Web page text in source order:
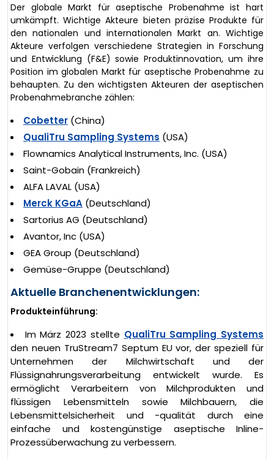
Der globale Markt für aseptische Probenahme ist hart
umkämpft. Wichtige Akteure bieten präzise Produkte für
den nationalen und internationalen Markt an. Wichtige
Akteure verfolgen verschiedene Strategien in Forschung
und Entwicklung (F&E) sowie Produktinnovation, um ihre
Position im globalen Markt für aseptische Probenahme zu
behaupten. Zu den wichtigsten Akteuren der aseptischen
Probenahmebranche zählen:
Cobetter (China)
QualiTru Sampling Systems (USA)
Flownamics Analytical Instruments, Inc. (USA)
Saint-Gobain (Frankreich)
ALFA LAVAL (USA)
Merck KGaA (Deutschland)
Sartorius AG (Deutschland)
Avantor, Inc (USA)
GEA Group (Deutschland)
Gemüse-Gruppe (Deutschland)
Aktuelle Branchenentwicklungen:
Produkteinführung:
Im März 2023 stellte QualiTru Sampling Systems
den neuen TruStream7 Septum EU vor, der speziell für
Unternehmen der Milchwirtschaft und der
Flüssignahrungsverarbeitung entwickelt wurde. Es
ermöglicht Verarbeitern von Milchprodukten und
flüssigen Lebensmitteln sowie Milchbauern, die
Lebensmittelsicherheit und -qualität durch eine
einfache und kostengünstige aseptische Inline-
Prozessüberwachung zu verbessern.